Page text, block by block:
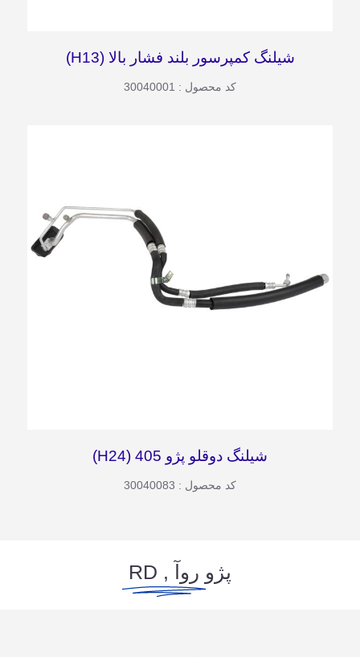
شیلنگ کمپرسور بلند فشار بالا (H13)
کد محصول : 30040001
شیلنگ دوقلو پژو 405 (H24)
کد محصول : 30040083
پژو روآ , RD